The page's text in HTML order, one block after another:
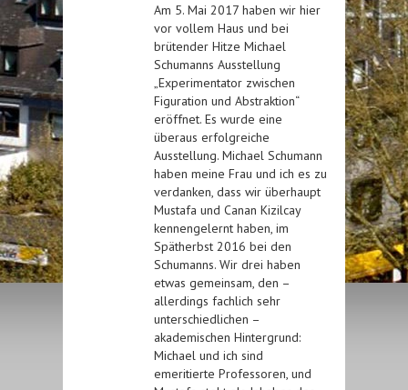
Am 5. Mai 2017 haben wir hier
vor vollem Haus und bei
brütender Hitze Michael
Schumanns Ausstellung
„Experimentator zwischen
Figuration und Abstraktion“
eröffnet. Es wurde eine
überaus erfolgreiche
Ausstellung. Michael Schumann
haben meine Frau und ich es zu
verdanken, dass wir überhaupt
Mustafa und Canan Kizilcay
kennengelernt haben, im
Spätherbst 2016 bei den
Schumanns. Wir drei haben
etwas gemeinsam, den –
allerdings fachlich sehr
unterschiedlichen –
akademischen Hintergrund:
Michael und ich sind
emeritierte Professoren, und